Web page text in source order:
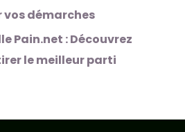
vos démarches
Pain.net : Découvrez
le meilleur parti